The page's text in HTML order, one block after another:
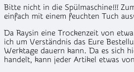
Bitte nicht in die Spülmaschine!!!
einfach mit einem feuchten Tuch
Da Raysin eine Trockenzeit von
ich um Verständnis das Eure
Werktage dauern kann. Da es sich
handelt, kann jeder Artikel etwas